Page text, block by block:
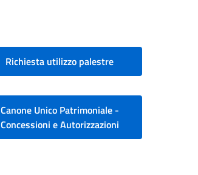
Richiesta utilizzo palestre
Canone Unico Patrimoniale -
Concessioni e Autorizzazioni